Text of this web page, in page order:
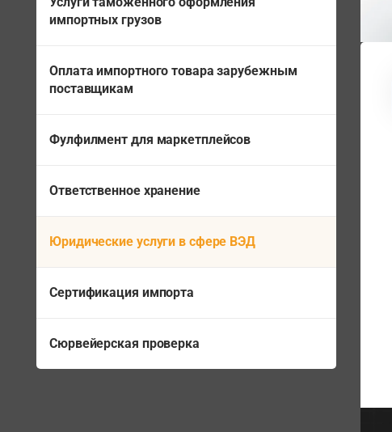
импортных грузов
Оплата импортного товара зарубежным
поставщикам
Фулфилмент для маркетплейсов
Ответственное хранение
Юридические услуги в сфере ВЭД
Сертификация импорта
Сюрвейерская проверка